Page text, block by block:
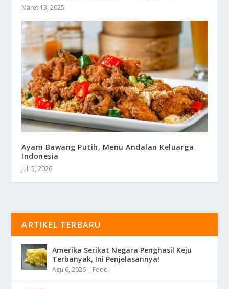
Maret 13, 2025
Ayam Bawang Putih, Menu Andalan Keluarga
Indonesia
Juli 5, 2026
ARTIKEL TERBARU
Amerika Serikat Negara Penghasil Keju
Terbanyak, Ini Penjelasannya!
Agu 6, 2026 | Food